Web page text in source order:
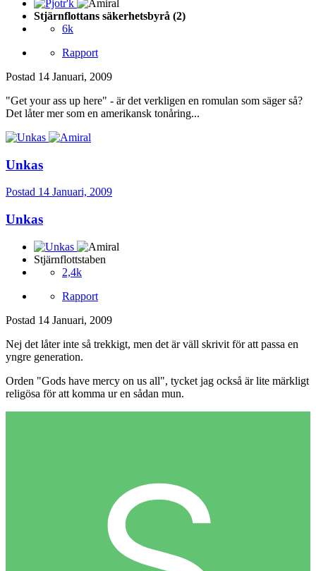
Stjärnflottans säkerhetsbyrå (2)
6k
Rapport
Postad 14 Januari, 2009
"Get your ass up here" - är det verkligen en romulan som säger så?
Det låter mer som en amerikansk tonåring...
Unkas
Postad 14 Januari, 2009
Unkas
Stjärnflottstaben
2,4k
Rapport
Postad 14 Januari, 2009
Nej det låter inte så trekkigt, men det är väll skrivit för att passa en
yngre generation.
Orden "Gods have mercy on us all", tycket jag också är lite märkligt
religösa för att komma ur en sådan mun.